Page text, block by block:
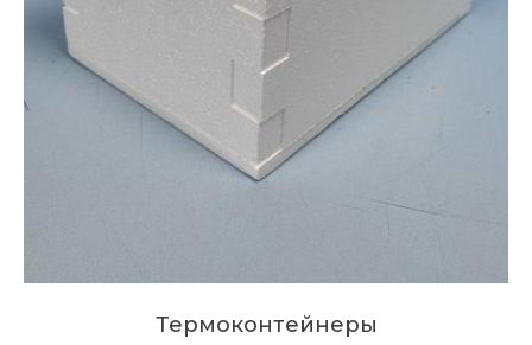
Термоконтейнеры